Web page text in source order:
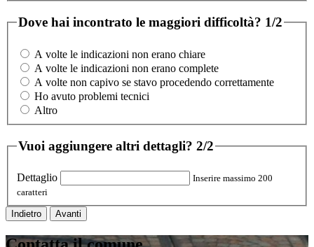
Dove hai incontrato le maggiori difficoltà? 1/2
A volte le indicazioni non erano chiare
A volte le indicazioni non erano complete
A volte non capivo se stavo procedendo correttamente
Ho avuto problemi tecnici
Altro
Vuoi aggiungere altri dettagli? 2/2
Dettaglio
Inserire massimo 200
caratteri
Indietro Avanti